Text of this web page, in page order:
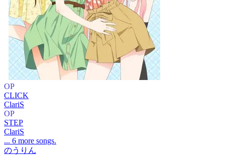
OP
CLICK
ClariS
OP
STEP
ClariS
... 6 more songs.
のうりん